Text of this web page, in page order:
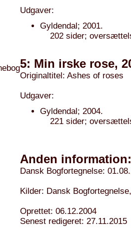
Udgaver:
Gyldendal; 2001.
202 sider;
5: Min irske rose,
Originaltitel: Ashes of roses
Udgaver:
Gyldendal; 2004.
221 sider;
Anden information:
Dansk Bogfortegnelse:
Kilder: Dansk
Oprettet: 06.12.2004
Senest redigeret: 27.11.2015